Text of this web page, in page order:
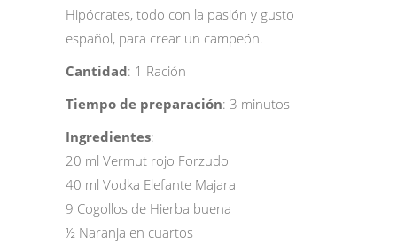
Hipócrates, todo con la pasión y gusto
español, para crear un campeón.
Cantidad: 1 Ración
Tiempo de preparación: 3 minutos
Ingredientes:
20 ml Vermut rojo Forzudo
40 ml Vodka Elefante Majara
9 Cogollos de Hierba buena
½ Naranja en cuartos